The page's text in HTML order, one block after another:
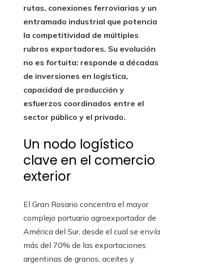
rutas, conexiones ferroviarias y un
entramado industrial que potencia
la competitividad de múltiples
rubros exportadores. Su evolución
no es fortuita: responde a décadas
de inversiones en logística,
capacidad de producción y
esfuerzos coordinados entre el
sector público y el privado.
Un nodo logístico
clave en el comercio
exterior
El Gran Rosario concentra el mayor
complejo portuario agroexportador de
América del Sur, desde el cual se envía
más del 70% de las exportaciones
argentinas de granos, aceites y